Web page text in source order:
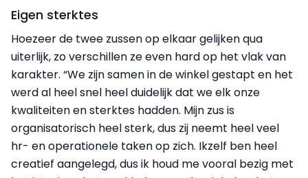
Eigen sterktes
Hoezeer de twee zussen op elkaar gelijken qua
uiterlijk, zo verschillen ze even hard op het vlak van
karakter. “We zijn samen in de winkel gestapt en het
werd al heel snel heel duidelijk dat we elk onze
kwaliteiten en sterktes hadden. Mijn zus is
organisatorisch heel sterk, dus zij neemt heel veel
hr- en operationele taken op zich. Ikzelf ben heel
creatief aangelegd, dus ik houd me vooral bezig met